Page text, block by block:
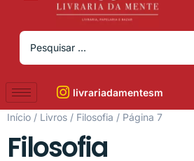
livrariadamentesm
Início / Livros / Filosofia / Página 7
Filosofia